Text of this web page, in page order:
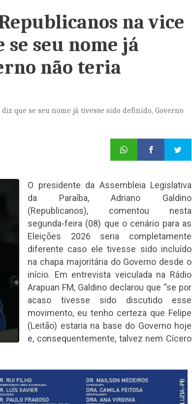
na vice
se seu nome já
não teria
que se seu nome já tivesse sido definido, Governo
O presidente da Assembleia Legislativa
da Paraíba, Adriano Galdino
(Republicanos), comentou nesta
segunda-feira (08) que o cenário para as
Eleições 2026 seria completamente
diferente caso ele tivesse sido incluído
na chapa majoritária do Governo desde o
início. Em entrevista veiculada na Rádio
Arapuan FM, Galdino declarou que “se por
acaso tivesse sido discutido esse
movimento, eu tenho certeza que Felipe
(Leitão) estaria na base do Governo hoje
e, consequentemente, talvez nem Cícero